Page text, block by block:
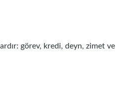
görev, kredi, deyn, zimet ve